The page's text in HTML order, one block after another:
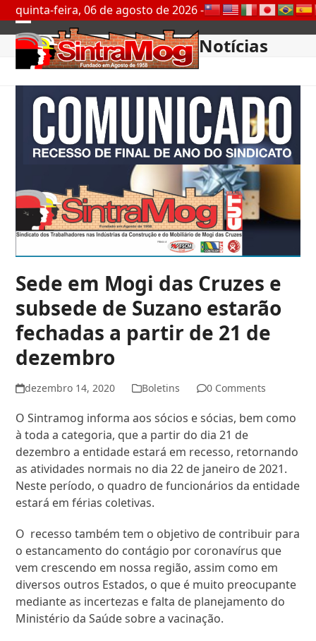
Skip
to
content
quinta-feira, 06 de agosto de 2026 -
Open
mobile
menu
Close
mobile
menu
Notícias
Sede em Mogi das Cruzes e
subsede de Suzano estarão
fechadas a partir de 21 de
dezembro
dezembro 14, 2020 Boletins 0 Comments
O Sintramog informa aos sócios e sócias, bem como
à toda a categoria, que a partir do dia 21 de
dezembro a entidade estará em recesso, retornando
as atividades normais no dia 22 de janeiro de 2021.
Neste período, o quadro de funcionários da entidade
estará em férias coletivas.
O recesso também tem o objetivo de contribuir para
o estancamento do contágio por coronavírus que
vem crescendo em nossa região, assim como em
diversos outros Estados, o que é muito preocupante
mediante as incertezas e falta de planejamento do
Ministério da Saúde sobre a vacinação.